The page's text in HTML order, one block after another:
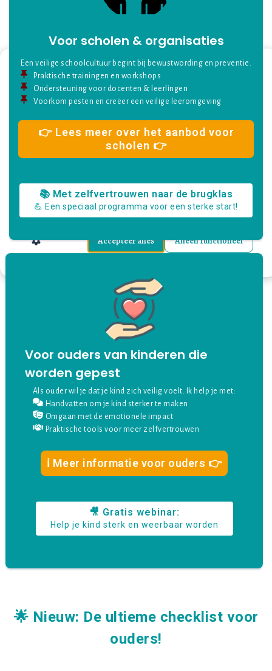
Voor scholen & organisaties
Een veilige schoolcultuur begint bij bewustwording en preventie.
Praktische trainingen en workshops
Ondersteuning voor docenten & leerlingen
Voorkom pesten en creëer een veilige leeromgeving
👉 Lees meer over het aanbod voor
scholen 👉
📚 Met zelfvertrouwen naar de brugklas
💪 Een speciaal programma voor een sterke start!
Voor ouders van kinderen die
worden gepest
Als ouder wil je dat je kind zich veilig voelt. Ik help je met:
Handvatten om je kind sterker te maken
Omgaan met de emotionele impact
Praktische tools voor meer zelfvertrouwen
ℹ️ Meer informatie voor ouders 👉
🎥 Gratis webinar:
Help je kind sterk en weerbaar worden
🌟 Nieuw: De ultieme checklist voor
ouders!
Cookies
Wij gebruiken cookies op onze website om de
gebruikerservaring optimaal te houden.
Alleen functioneel
Accepteer alles